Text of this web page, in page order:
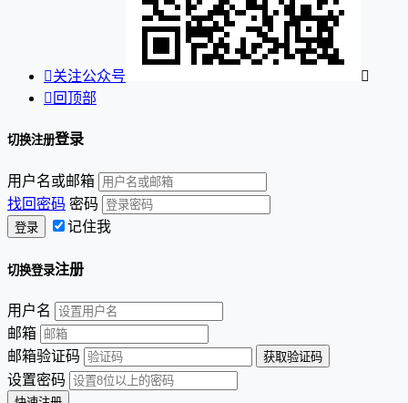
关注公众号

 回顶部
切换注册登录
用户名或邮箱
找回密码 密码
记住我
切换登录注册
用户名
邮箱
邮箱验证码
设置密码